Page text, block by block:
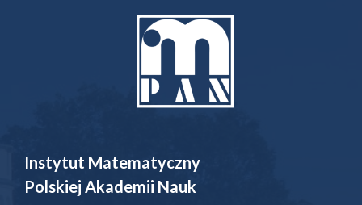
Instytut Matematyczny
Polskiej Akademii Nauk